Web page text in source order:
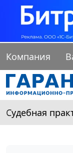
Компания
Судебная